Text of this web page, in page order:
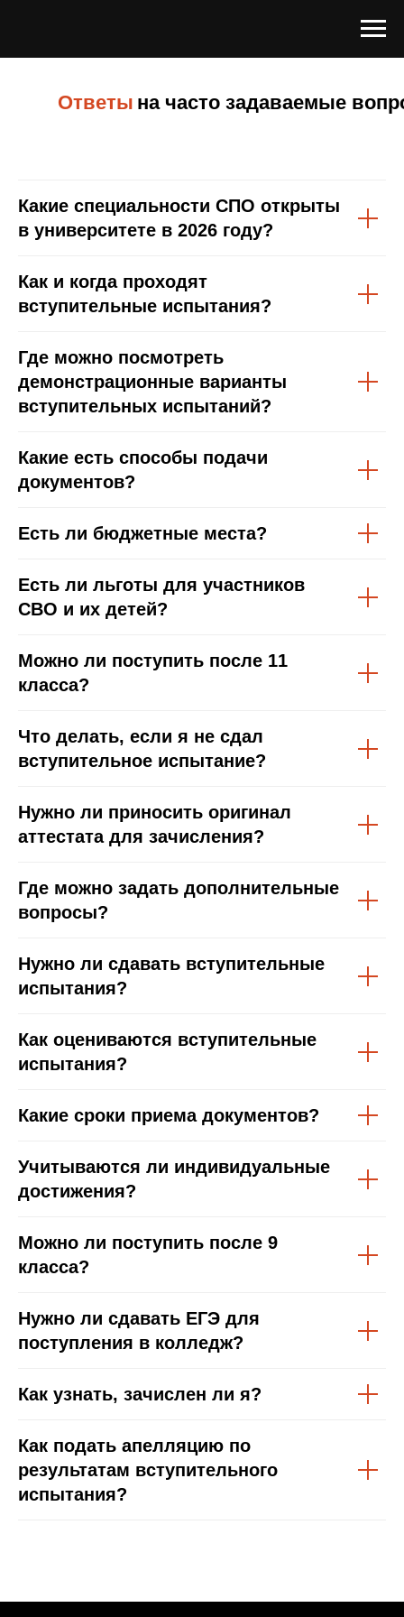
Ответы на часто задаваемые
Какие специальности СПО открыты
в университете в 2026 году?
Как и когда проходят
вступительные испытания?
Где можно посмотреть
демонстрационные варианты
вступительных испытаний?
Какие есть способы подачи
документов?
Есть ли бюджетные места?
Есть ли льготы для участников
СВО и их детей?
Можно ли поступить после 11
класса?
Что делать, если я не сдал
вступительное испытание?
Нужно ли приносить оригинал
аттестата для зачисления?
Где можно задать дополнительные
вопросы?
Нужно ли сдавать вступительные
испытания?
Как оцениваются вступительные
испытания?
Какие сроки приема документов?
Учитываются ли индивидуальные
достижения?
Можно ли поступить после 9
класса?
Нужно ли сдавать ЕГЭ для
поступления в колледж?
Как узнать, зачислен ли я?
Как подать апелляцию по
результатам вступительного
испытания?